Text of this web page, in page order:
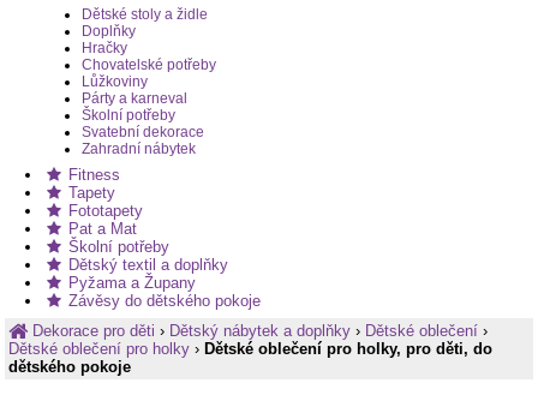
Dětské stoly a židle
Doplňky
Hračky
Chovatelské potřeby
Lůžkoviny
Párty a karneval
Školní potřeby
Svatební dekorace
Zahradní nábytek
Fitness
Tapety
Fototapety
Pat a Mat
Školní potřeby
Dětský textil a doplňky
Pyžama a Župany
Závěsy do dětského pokoje
Dekorace pro děti› Dětský nábytek a doplňky › Dětské oblečení ›
Dětské oblečení pro holky › Dětské oblečení pro holky, pro děti, do
dětského pokoje